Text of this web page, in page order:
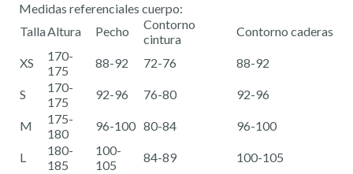
Medidas referenciales cuerpo:
TallaAltura Pecho
Contorno
cintura
Contorno caderas
XS
170-
175
88-92 72-76 88-92
S
170-
175
92-96 76-80 92-96
M
175-
180
96-100 80-84 96-100
L
180-
185
100-
105
84-89 100-105